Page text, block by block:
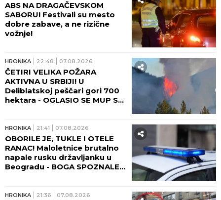
ABS NA DRAGAČEVSKOM
SABORU! Festivali su mesto
dobre zabave, a ne rizične
vožnje!
HRONIKA 22:48 07.08.2026
ČETIRI VELIKA POŽARA
AKTIVNA U SRBIJI! U
Deliblatskoj peščari gori 700
hektara - OGLASIO SE MUP SA
HRONIKA 21:41 07.08.2026
OBORILE JE, TUKLE I OTELE
RANAC! Maloletnice brutalno
napale rusku državljanku u
Beogradu - BOGA SPOZNALE
HRONIKA 21:36 07.08.2026